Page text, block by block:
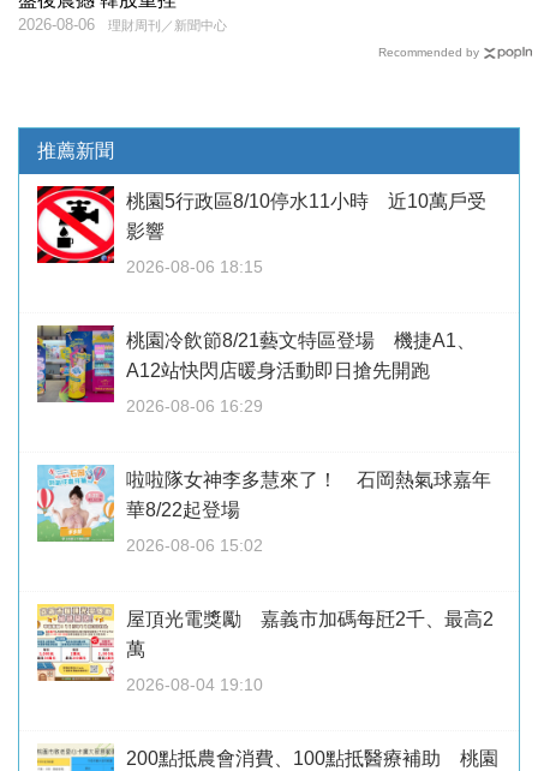
理財周刊／新聞中心
2026-08-06
Recommended by
推薦新聞
桃園5行政區8/10停水11小時 近10萬戶受
影響
2026-08-06 18:15
桃園冷飲節8/21藝文特區登場 機捷A1、
A12站快閃店暖身活動即日搶先開跑
2026-08-06 16:29
啦啦隊女神李多慧來了！ 石岡熱氣球嘉年
華8/22起登場
2026-08-06 15:02
屋頂光電獎勵 嘉義市加碼每瓩2千、最高2
萬
2026-08-04 19:10
200點抵農會消費、100點抵醫療補助 桃園